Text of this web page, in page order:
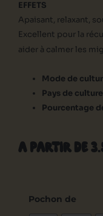
EFFETS
Apaisant, relaxant,
Excellent pour la
aider à calmer les
Mode de
Pays de
Pourcentage
A PARTIR DE
Pochon de
de